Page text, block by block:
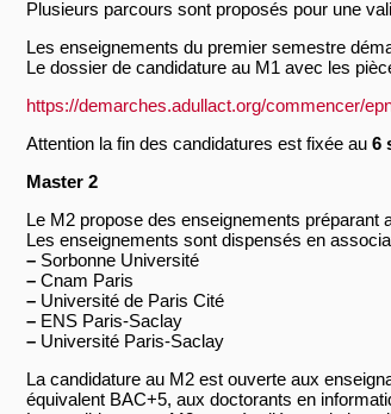
Plusieurs parcours sont proposés pour une
Les enseignements du premier semestre
Le dossier de candidature au M1 avec les
https://demarches.adullact.org/commencer/
Attention la fin des candidatures est fixée au 6
Master 2
Le M2 propose des enseignements préparant
Les enseignements sont dispensés en
– Sorbonne Université
– Cnam Paris
– Université de Paris Cité
– ENS Paris-Saclay
– Université Paris-Saclay
La candidature au M2 est ouverte aux
équivalent BAC+5, aux doctorants en